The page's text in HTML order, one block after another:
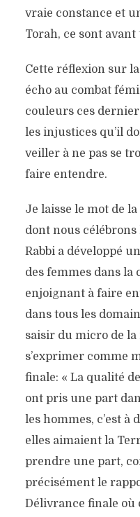
KORA’H /
vraie constance et
Torah, ce sont
Cette réflexion sur
écho au combat
couleurs ces
les injustices qu’il
veiller à ne pas se
faire entendre.
Je laisse le mot de
dont nous célébrons
Rabbi a développé
des femmes dans
enjoignant à faire
dans tous les
saisir du micro de
s’exprimer comme
finale: « La qualité
ont pris une part
les hommes, c’est
elles aimaient la
prendre une part,
précisément le
Délivrance finale où